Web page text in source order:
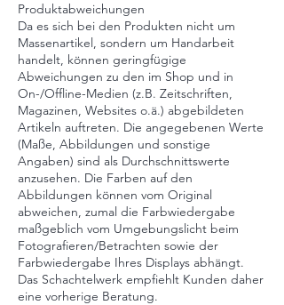
Produktabweichungen
Da es sich bei den Produkten nicht um
Massenartikel, sondern um Handarbeit
handelt, können geringfügige
Abweichungen zu den im Shop und in
On-/Offline-Medien (z.B. Zeitschriften,
Magazinen, Websites o.ä.) abgebildeten
Artikeln auftreten. Die angegebenen Werte
(Maße, Abbildungen und sonstige
Angaben) sind als Durchschnittswerte
anzusehen. Die Farben auf den
Abbildungen können vom Original
abweichen, zumal die Farbwiedergabe
maßgeblich vom Umgebungslicht beim
Fotografieren/Betrachten sowie der
Farbwiedergabe Ihres Displays abhängt.
Das Schachtelwerk empfiehlt Kunden daher
eine vorherige Beratung.